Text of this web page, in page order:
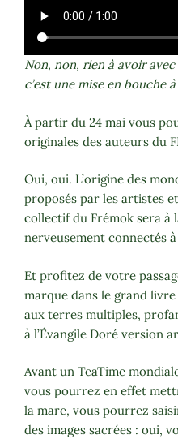
Non, non, rien à avoir
c’est une mise en bouche
À partir du 24 mai vous
originales des auteurs du
Oui, oui. L’origine des
proposés par les artistes
collectif du Frémok sera à
nerveusement connectés
Et profitez de votre
marque dans le grand
aux terres multiples,
à l’Évangile Doré version
Avant un TeaTime
vous pourrez en effet
la mare, vous pourrez
des images sacrées : oui,